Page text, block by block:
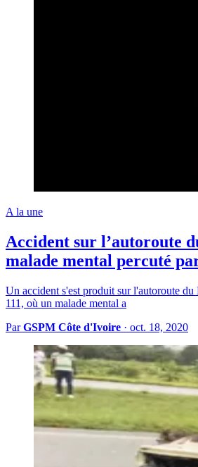
A la une
Accident sur l’autoroute
malade mental percuté
Un accident s'est produit sur l'autoroute
111, où un malade mental a
ParGSPM Côte d'Ivoire · oct. 18, 2020